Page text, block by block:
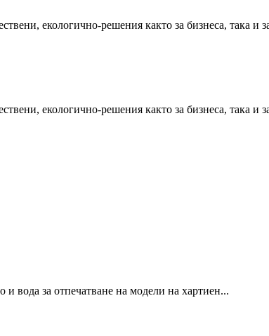
екологично-решения както за бизнеса, така и
екологично-решения както за бизнеса, така и
вода за отпечатване на модели на хартиен...